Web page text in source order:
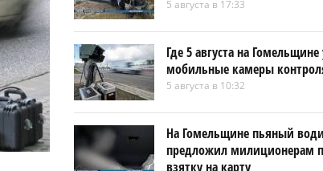
5 августа в 17:33
Где 5 августа на
мобильные камеры
5 августа в 10:32
На Гомельщине пьяный
предложил милиционерам
взятку на карту